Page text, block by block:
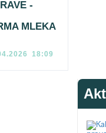
-
MLEKA
18:09